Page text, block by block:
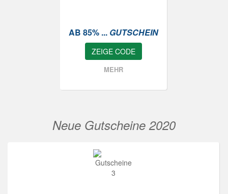
AB 85% ... GUTSCHEIN
ZEIGE CODE
MEHR
Neue Gutscheine 2020